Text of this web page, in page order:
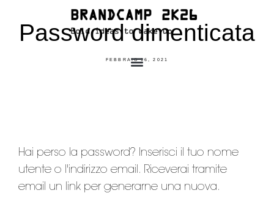
Password dimenticata
FEBBRAIO 16, 2021
Hai perso la password? Inserisci il tuo nome
utente o l'indirizzo email. Riceverai tramite
email un link per generarne una nuova.